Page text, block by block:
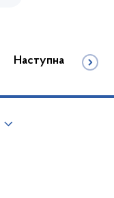
Наступна